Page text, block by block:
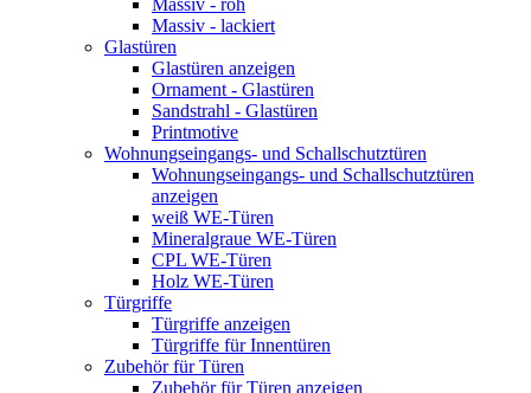
Massiv - roh
Massiv - lackiert
Glastüren
Glastüren anzeigen
Ornament - Glastüren
Sandstrahl - Glastüren
Printmotive
Wohnungseingangs- und Schallschutztüren
Wohnungseingangs- und Schallschutztüren
anzeigen
weiß WE-Türen
Mineralgraue WE-Türen
CPL WE-Türen
Holz WE-Türen
Türgriffe
Türgriffe anzeigen
Türgriffe für Innentüren
Zubehör für Türen
Zubehör für Türen anzeigen